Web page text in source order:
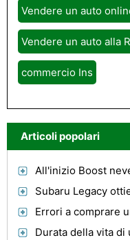
Vendere un auto
Vendere un auto alla
commercio Ins
Articoli popolari
All'inizio Boost
Errori a comprare
Durata della vita di